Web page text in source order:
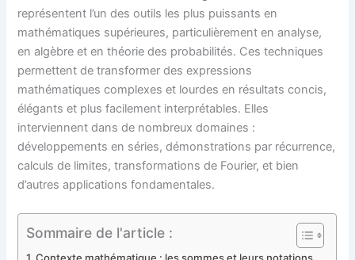
représentent l’un des outils les plus puissants en
mathématiques supérieures, particulièrement en analyse,
en algèbre et en théorie des probabilités. Ces techniques
permettent de transformer des expressions
mathématiques complexes et lourdes en résultats concis,
élégants et plus facilement interprétables. Elles
interviennent dans de nombreux domaines :
développements en séries, démonstrations par récurrence,
calculs de limites, transformations de Fourier, et bien
d’autres applications fondamentales.
Sommaire de l'article :
Contexte mathématique : les sommes et leurs notations